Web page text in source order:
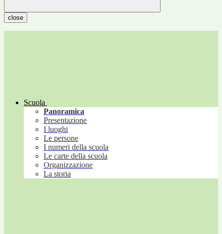
close
Scuola
Panoramica
Presentazione
I luoghi
Le persone
I numeri della scuola
Le carte della scuola
Organizzazione
La storia